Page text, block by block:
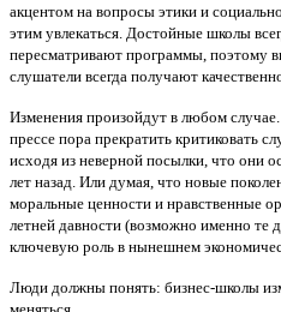
акцентом на вопросы этики и
этим увлекаться. Достойные школы
пересматривают программы, поэтому
слушатели всегда получают
Изменения произойдут в любом
прессе пора прекратить критиковать
исходя из неверной посылки, что они
лет назад. Или думая, что новые
моральные ценности и нравственные
летней давности (возможно именно те
ключевую роль в нынешнем
Люди должны понять: бизнес-школы